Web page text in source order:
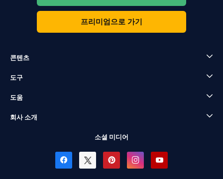
프리미엄으로 가기
콘텐츠
도구
도움
회사 소개
소셜 미디어